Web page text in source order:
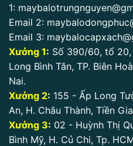
1:
Email 2:
Email 3:
Xưởng 1: Số 390/60, tổ 20,
Long Bình Tân, TP. Biên
Nai.
Xưởng 2: 155 - Ấp Long
An, H. Châu Thành, Tiền
Xưởng 3: 02 - Huỳnh Thị
Bình Mỹ, H. Củ Chi, Tp.